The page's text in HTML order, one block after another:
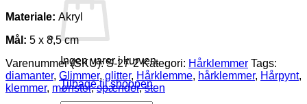
Ingen varer i kurven.
Tilbage til shoppen
Materiale: Akryl
Mål: 5 x 8,5 cm
Varenummer (SKU):S-27-2 Kategori: Hårklemmer Tags:
diamanter, Glimmer, glitter, Hårklemme, hårklemmer, Hårpynt,
klemmer, mønster,spænder,sten